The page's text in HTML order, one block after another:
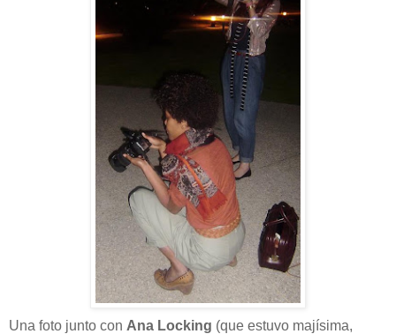
Una foto junto con Ana Locking (que estuvo majísima,